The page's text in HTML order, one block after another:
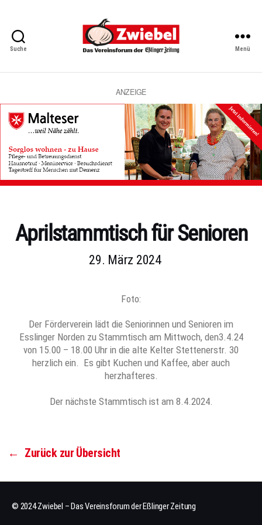
Suche
Vereinsforum
Eßlinger
Zeitung
Menü
ANZEIGE
Kategorien
Aprilstammtisch für Senioren
29. März 2024
Foto:
Der Förderverein lädt die Seniorinnen und Senioren im
Esslinger Norden zu Stammtisch am Mittwoch, den3.4.24
von 15.00 – 18.00 Uhr in die alte Kelter Stettenerstr. 30
herzlich ein. Es gibt Kuchen und Kaffee, aber auch
herzhafteres.
Der nächste Stammtisch ist am 8.4.2024.
← Zurück zur Übersicht
© 2024 Zwiebel – Das Vereinsforum der Eßlinger Zeitung